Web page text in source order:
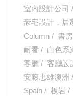
室內設計公司
豪宅設計，居
Column
書房
耐看
白色系
客廳
客廳設
安藤忠雄澳洲
Spain
板岩